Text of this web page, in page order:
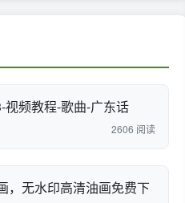
视频教程-歌曲-广东话
2606 阅读
，无水印高清油画免费下